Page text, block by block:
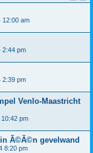
12:00 am
2:44 pm
2:39 pm
Venlo-Maastricht
pm
Ã©Ã©n gevelwand
8:20 pm